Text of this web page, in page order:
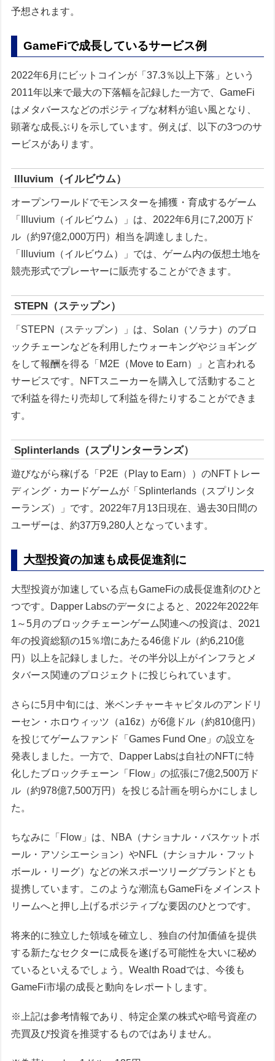
予想されます。
GameFiで成長しているサービス例
2022年6月にビットコインが「37.3％以上下落」という
2011年以来で最大の下落幅を記録した一方で、GameFi
はメタバースなどのポジティブな材料が追い風となり、
顕著な成長ぶりを示しています。例えば、以下の3つのサ
ービスがあります。
Illuvium（イルビウム）
オープンワールドでモンスターを捕獲・育成するゲーム
「Illuvium（イルビウム）」は、2022年6月に7,200万ド
ル（約97億2,000万円）相当を調達しました。
「Illuvium（イルビウム）」では、ゲーム内の仮想土地を
競売形式でプレーヤーに販売することができます。
STEPN（ステップン）
「STEPN（ステップン）」は、Solan（ソラナ）のブロ
ックチェーンなどを利用したウォーキングやジョギング
をして報酬を得る「M2E（Move to Earn）」と言われる
サービスです。NFTスニーカーを購入して活動すること
で利益を得たり売却して利益を得たりすることができま
す。
Splinterlands（スプリンターランズ）
遊びながら稼げる「P2E（Play to Earn））のNFTトレー
ディング・カードゲームが「Splinterlands（スプリンタ
ーランズ）」です。2022年7月13日現在、過去30日間の
ユーザーは、約37万9,280人となっています。
大型投資の加速も成長促進剤に
大型投資が加速している点もGameFiの成長促進剤のひと
つです。Dapper Labsのデータによると、2022年2022年
1～5月のブロックチェーンゲーム関連への投資は、2021
年の投資総額の15％増にあたる46億ドル（約6,210億
円）以上を記録しました。その半分以上がインフラとメ
タバース関連のプロジェクトに投じられています。
さらに5月中旬には、米ベンチャーキャピタルのアンドリ
ーセン・ホロウィッツ（a16z）が6億ドル（約810億円）
を投じてゲームファンド「Games Fund One」の設立を
発表しました。一方で、Dapper Labsは自社のNFTに特
化したブロックチェーン「Flow」の拡張に7億2,500万ド
ル（約978億7,500万円）を投じる計画を明らかにしまし
た。
ちなみに「Flow」は、NBA（ナショナル・バスケットボ
ール・アソシエーション）やNFL（ナショナル・フット
ボール・リーグ）などの米スポーツリーグブランドとも
提携しています。このような潮流もGameFiをメインスト
リームへと押し上げるポジティブな要因のひとつです。
将来的に独立した領域を確立し、独自の付加価値を提供
する新たなセクターに成長を遂げる可能性を大いに秘め
ているといえるでしょう。Wealth Roadでは、今後も
GameFi市場の成長と動向をレポートします。
※上記は参考情報であり、特定企業の株式や暗号資産の
売買及び投資を推奨するものではありません。